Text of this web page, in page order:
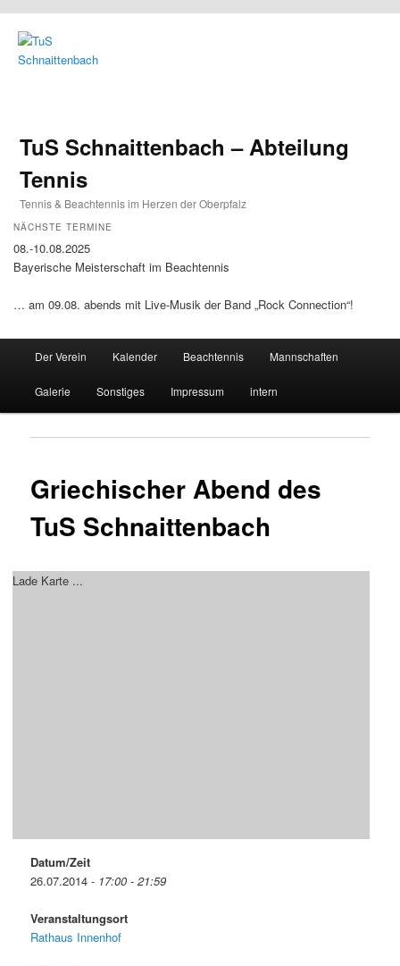
TuS Schnaittenbach – Abteilung
Tennis
Tennis & Beachtennis im Herzen der Oberpfalz
NÄCHSTE TERMINE
08.-10.08.2025
Bayerische Meisterschaft im Beachtennis
… am 09.08. abends mit Live-Musik der Band „Rock Connection“!
Skip to primary content
Skip to secondary content
Der Verein Kalender Beachtennis Mannschaften
Galerie Sonstiges Impressum intern
Griechischer Abend des
TuS Schnaittenbach
Lade Karte ...
Datum/Zeit
26.07.2014 - 17:00 - 21:59
Veranstaltungsort
Rathaus Innenhof